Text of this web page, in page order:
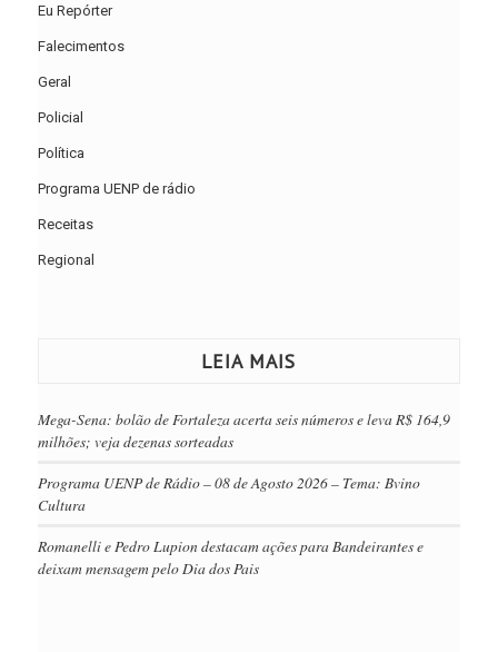
Eu Repórter
Falecimentos
Geral
Policial
Política
Programa UENP de rádio
Receitas
Regional
LEIA MAIS
Mega-Sena: bolão de Fortaleza acerta seis números e leva R$ 164,9
milhões; veja dezenas sorteadas
Programa UENP de Rádio – 08 de Agosto 2026 – Tema: Bvino
Cultura
Romanelli e Pedro Lupion destacam ações para Bandeirantes e
deixam mensagem pelo Dia dos Pais